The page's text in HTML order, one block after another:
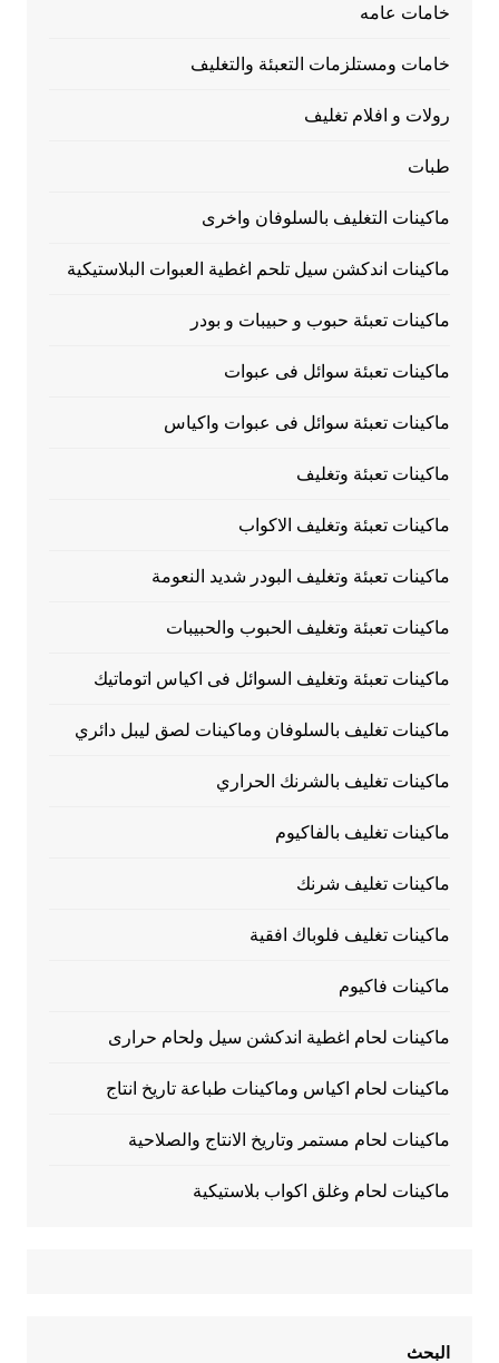
خامات عامه
خامات ومستلزمات التعبئة والتغليف
رولات و افلام تغليف
طبات
ماكينات التغليف بالسلوفان واخرى
ماكينات اندكشن سيل تلحم اغطية العبوات البلاستيكية
ماكينات تعبئة حبوب و حبيبات و بودر
ماكينات تعبئة سوائل فى عبوات
ماكينات تعبئة سوائل فى عبوات واكياس
ماكينات تعبئة وتغليف
ماكينات تعبئة وتغليف الاكواب
ماكينات تعبئة وتغليف البودر شديد النعومة
ماكينات تعبئة وتغليف الحبوب والحبيبات
ماكينات تعبئة وتغليف السوائل فى اكياس اتوماتيك
ماكينات تغليف بالسلوفان وماكينات لصق ليبل دائري
ماكينات تغليف بالشرنك الحراري
ماكينات تغليف بالفاكيوم
ماكينات تغليف شرنك
ماكينات تغليف فلوباك افقية
ماكينات فاكيوم
ماكينات لحام اغطية اندكشن سيل ولحام حرارى
ماكينات لحام اكياس وماكينات طباعة تاريخ انتاج
ماكينات لحام مستمر وتاريخ الانتاج والصلاحية
ماكينات لحام وغلق اكواب بلاستيكية
البحث